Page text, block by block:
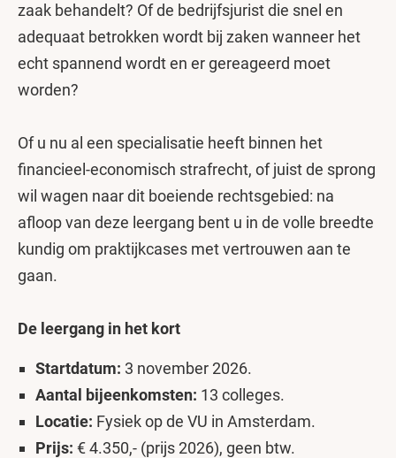
zaak behandelt? Of de bedrijfsjurist die snel en
adequaat betrokken wordt bij zaken wanneer het
echt spannend wordt en er gereageerd moet
worden?
Of u nu al een specialisatie heeft binnen het
financieel-economisch strafrecht, of juist de sprong
wil wagen naar dit boeiende rechtsgebied: na
afloop van deze leergang bent u in de volle breedte
kundig om praktijkcases met vertrouwen aan te
gaan.
De leergang in het kort
Startdatum: 3 november 2026.
Aantal bijeenkomsten: 13 colleges.
Locatie: Fysiek op de VU in Amsterdam.
Prijs: € 4.350,- (prijs 2026), geen btw.